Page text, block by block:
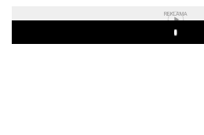
REKLAMA
Play